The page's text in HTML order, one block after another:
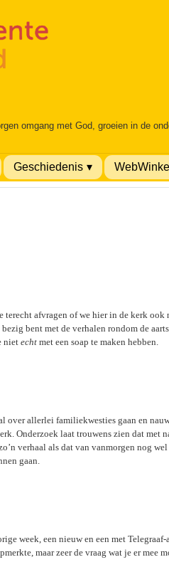
omgang met God, groeien in de
Geschiedenis WebWinkel
terecht afvragen of we hier in de kerk ook
bent met de verhalen rondom de
niet echt met een soap te maken hebben.
over allerlei familiekwesties gaan en
Onderzoek laat trouwens zien dat met
verhaal als dat van vanmorgen nog
gaan.
week, een nieuw en een met
maar zeer de vraag wat je er mee